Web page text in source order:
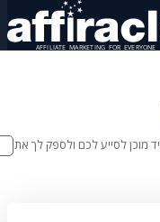
מוכן לסייע לכם ולספק לך את